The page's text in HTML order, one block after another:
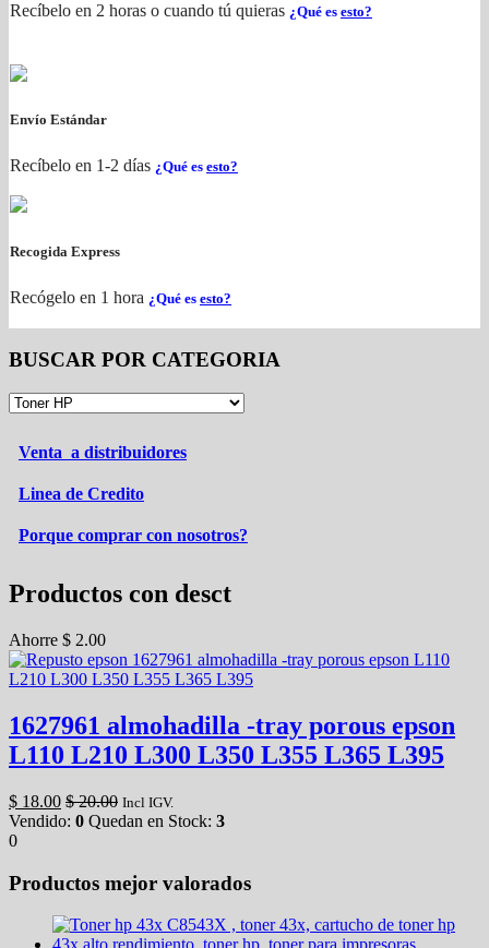
Recíbelo en 2 horas o cuando tú quieras ¿Qué es esto?
Envío Estándar
Recíbelo en 1-2 días ¿Qué es esto?
Recogida Express
Recógelo en 1 hora ¿Qué es esto?
BUSCAR POR CATEGORIA
Venta a distribuidores
Linea de Credito
Porque comprar con nosotros?
Productos con desct
Ahorre $ 2.00
1627961 almohadilla -tray porous epson
L110 L210 L300 L350 L355 L365 L395
$ 18.00 $20.00 Incl IGV.
Vendido: 0 Quedan en Stock: 3
0
Productos mejor valorados